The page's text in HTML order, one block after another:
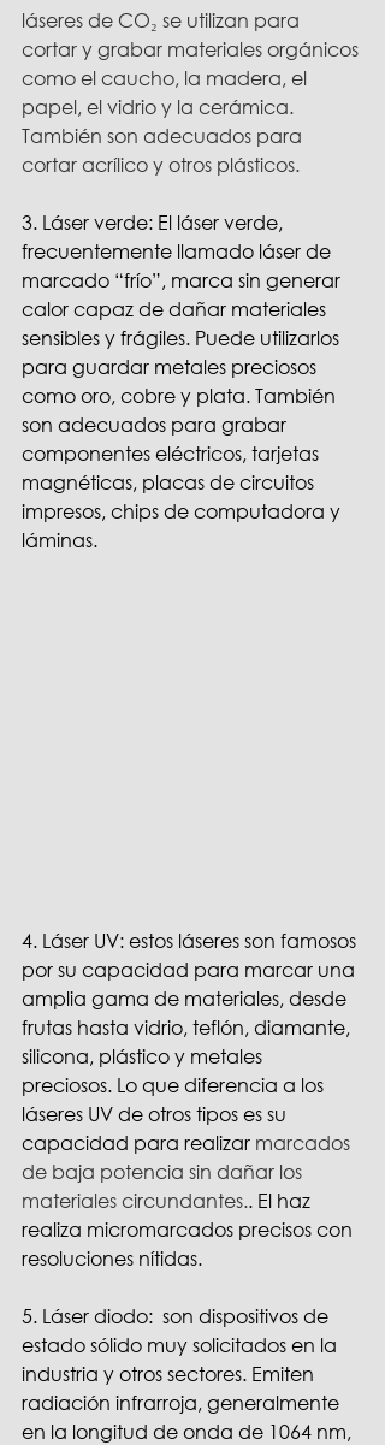
láseres de CO₂ se utilizan para
cortar y grabar materiales orgánicos
como el caucho, la madera, el
papel, el vidrio y la cerámica.
También son adecuados para
cortar acrílico y otros plásticos.
3. Láser verde: El láser verde,
frecuentemente llamado láser de
marcado “frío”, marca sin generar
calor capaz de dañar materiales
sensibles y frágiles. Puede utilizarlos
para guardar metales preciosos
como oro, cobre y plata. También
son adecuados para grabar
componentes eléctricos, tarjetas
magnéticas, placas de circuitos
impresos, chips de computadora y
láminas.
4. Láser UV: estos láseres son famosos
por su capacidad para marcar una
amplia gama de materiales, desde
frutas hasta vidrio, teflón, diamante,
silicona, plástico y metales
preciosos. Lo que diferencia a los
láseres UV de otros tipos es su
capacidad para realizar marcados
de baja potencia sin dañar los
materiales circundantes.. El haz
realiza micromarcados precisos con
resoluciones nítidas.
5. Láser diodo:  son dispositivos de
estado sólido muy solicitados en la
industria y otros sectores. Emiten
radiación infrarroja, generalmente
en la longitud de onda de 1064 nm,